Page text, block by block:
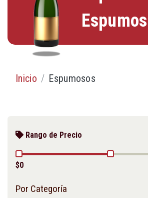
Inicio Espumosos
Rango de Precio
$0
Por Categoría